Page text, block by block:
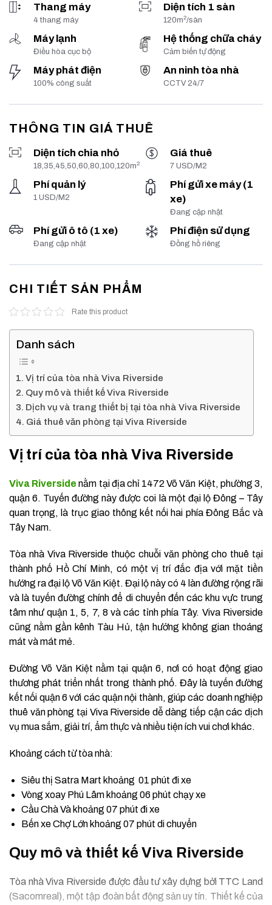
Thang máy
4 thang máy
Diện tích 1 sàn
120m2/sàn
Máy lạnh
Điều hòa cục bộ
Hệ thống chữa cháy
Cảm biến tự động
Máy phát điện
100% công suất
An ninh tòa nhà
CCTV 24/7
THÔNG TIN GIÁ THUÊ
Diện tích chia nhỏ
18,35,45,50,60,80,100,120m2
Giá thuê
7 USD/M2
Phí quản lý
1 USD/M2
Phí gửi xe máy (1
xe)
Đang cập nhật
Phí gửi ô tô (1 xe)
Đang cập nhật
Phí điện sử dụng
Đồng hồ riêng
CHI TIẾT SẢN PHẨM
Rate this product
Danh sách
Vị trí của tòa nhà Viva Riverside
Quy mô và thiết kế Viva Riverside
Dịch vụ và trang thiết bị tại tòa nhà Viva Riverside
Giá thuê văn phòng tại Viva Riverside
Vị trí của tòa nhà Viva Riverside
Viva Riverside nằm tại địa chỉ 1472 Võ Văn Kiệt, phường 3,
quận 6. Tuyến đường này được coi là một đại lộ Đông – Tây
quan trọng, là trục giao thông kết nối hai phía Đông Bắc và
Tây Nam.
Tòa nhà Viva Riverside thuộc chuỗi văn phòng cho thuê tại
thành phố Hồ Chí Minh, có một vị trí đắc địa với mặt tiền
hướng ra đại lộ Võ Văn Kiệt. Đại lộ này có 4 làn đường rộng rãi
và là tuyến đường chính để di chuyển đến các khu vực trung
tâm như quận 1, 5, 7, 8 và các tỉnh phía Tây. Viva Riverside
cũng nằm gần kênh Tàu Hủ, tận hưởng không gian thoáng
mát và mát mẻ.
Đường Võ Văn Kiệt nằm tại quận 6, nơi có hoạt động giao
thương phát triển nhất trong thành phố. Đây là tuyến đường
kết nối quận 6 với các quận nội thành, giúp các doanh nghiệp
thuê văn phòng tại Viva Riverside dễ dàng tiếp cận các dịch
vụ mua sắm, giải trí, ẩm thực và nhiều tiện ích vui chơi khác.
Khoảng cách từ tòa nhà:
Siêu thị Satra Mart khoảng 01 phút đi xe
Vòng xoay Phú Lâm khoảng 06 phút chạy xe
Cầu Chà Và khoảng 07 phút đi xe
Bến xe Chợ Lớn khoảng 07 phút di chuyển
Quy mô và thiết kế Viva Riverside
Tòa nhà Viva Riverside được đầu tư xây dựng bởi TTC Land
(Sacomreal), một tập đoàn bất động sản uy tín. Thiết kế của